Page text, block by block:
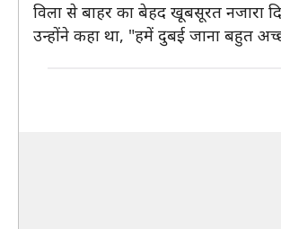
विला से बाहर का बेहद खूबसूरत नजारा
उन्होंने कहा था, "हमें दुबई जाना बहुत